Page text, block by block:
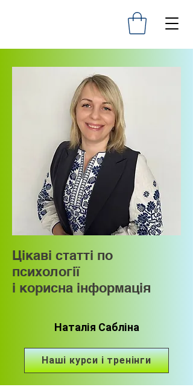
Цікаві статті по
психології
і корисна інформація
Наталія Сабліна
Наші курси і тренінги